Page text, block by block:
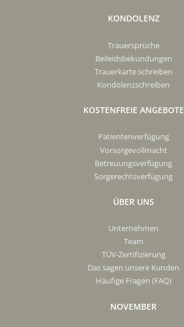
KONDOLENZ
Trauersprüche
Beileidsbekundungen
Trauerkarte schreiben
Kondolenzschreiben
KOSTENFREIE ANGEBOTE
Patientenverfügung
Vorsorgevollmacht
Betreuungsverfügung
Sorgerechtsverfügung
ÜBER UNS
Unternehmen
Team
TÜV-Zertifizierung
Das sagen unsere Kunden
Häufige Fragen (FAQ)
NOVEMBER